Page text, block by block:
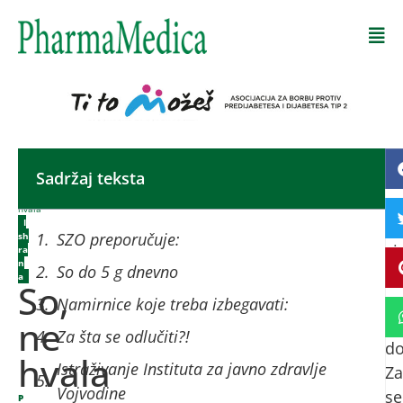
hvala
I
sh
ra
n
aSo,
ne
hvala
P
Sadržaj teksta
SZO preporučuje:
So do 5 g dnevno
Namirnice koje treba izbegavati:
Za šta se odlučiti?!
Istraživanje Instituta za javno zdravlje
Vojvodine
na